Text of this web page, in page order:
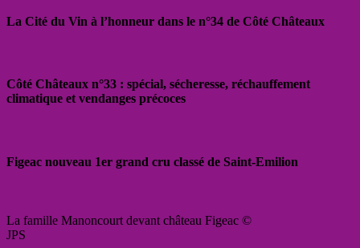
La Cité du Vin à l’honneur dans le n°34 de Côté Châteaux
Côté Châteaux n°33 : spécial, sécheresse, réchauffement
climatique et vendanges précoces
Figeac nouveau 1er grand cru classé de Saint-Emilion
La famille Manoncourt devant château Figeac ©
JPS